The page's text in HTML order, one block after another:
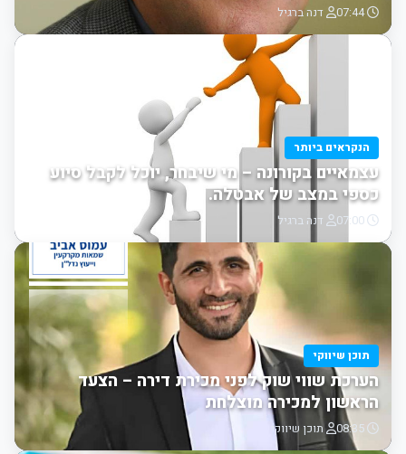
07:44 דנה ברגיל
הנקראים ביותר
עצמאיים בקורונה – מי שיבחר, יוכל לקבל סיוע
כספי במצב של אבטלה.
דנה ברגיל
תוכן שיווקי
הערכת שווי שוק לפני מכירת דירה – הצעד
הראשון למכירה מוצלחת
תוכן שיווקי